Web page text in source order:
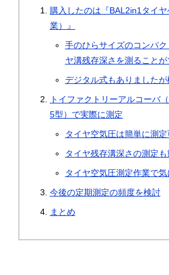
購入したのは『BAL2in1タイ
業）』
手のひらサイズのコンパ
ヤ溝残存深さを測ること
デジタル式もありましたが
トイファクトリーアルコーバ
5型）で実際に測定
タイヤ空気圧は簡単に測定
タイヤ残存溝深さの測定も
タイヤ空気圧測定作業で
今後の定期測定の頻度を検討
まとめ